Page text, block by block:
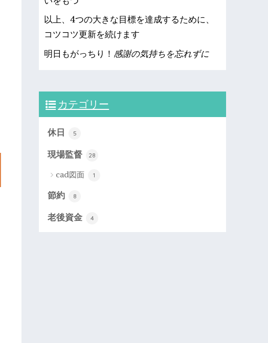
以上、4つの大きな目標を達成するために、
コツコツ更新を続けます
明日もがっちり！ 感謝の気持ちを忘れずに
カテゴリー
休日 5
現場監督 28
cad図面 1
節約 8
老後資金 4